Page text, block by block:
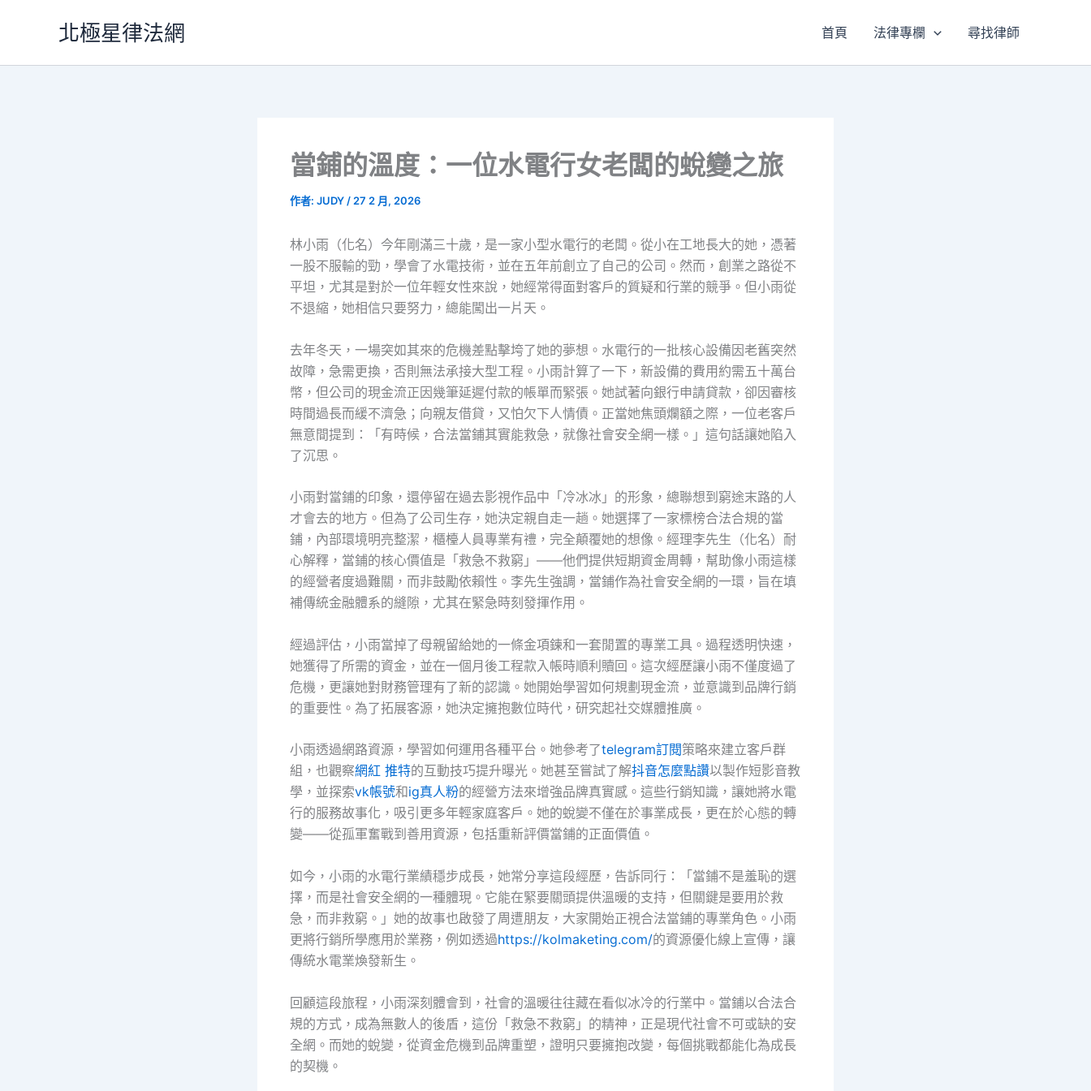
北極星律法網 首頁 法律專欄 尋找律師
當鋪的溫度：一位水電行女老闆的蛻變之旅
作者: JUDY / 27 2 月, 2026
林小雨（化名）今年剛滿三十歲，是一家小型水電行的老闆。從小在工地長大的她，憑著
一股不服輸的勁，學會了水電技術，並在五年前創立了自己的公司。然而，創業之路從不
平坦，尤其是對於一位年輕女性來說，她經常得面對客戶的質疑和行業的競爭。但小雨從
不退縮，她相信只要努力，總能闖出一片天。
去年冬天，一場突如其來的危機差點擊垮了她的夢想。水電行的一批核心設備因老舊突然
故障，急需更換，否則無法承接大型工程。小雨計算了一下，新設備的費用約需五十萬台
幣，但公司的現金流正因幾筆延遲付款的帳單而緊張。她試著向銀行申請貸款，卻因審核
時間過長而緩不濟急；向親友借貸，又怕欠下人情債。正當她焦頭爛額之際，一位老客戶
無意間提到：「有時候，合法當鋪其實能救急，就像社會安全網一樣。」這句話讓她陷入
了沉思。
小雨對當鋪的印象，還停留在過去影視作品中「冷冰冰」的形象，總聯想到窮途末路的人
才會去的地方。但為了公司生存，她決定親自走一趟。她選擇了一家標榜合法合規的當
鋪，內部環境明亮整潔，櫃檯人員專業有禮，完全顛覆她的想像。經理李先生（化名）耐
心解釋，當鋪的核心價值是「救急不救窮」——他們提供短期資金周轉，幫助像小雨這樣
的經營者度過難關，而非鼓勵依賴性。李先生強調，當鋪作為社會安全網的一環，旨在填
補傳統金融體系的縫隙，尤其在緊急時刻發揮作用。
經過評估，小雨當掉了母親留給她的一條金項鍊和一套閒置的專業工具。過程透明快速，
她獲得了所需的資金，並在一個月後工程款入帳時順利贖回。這次經歷讓小雨不僅度過了
危機，更讓她對財務管理有了新的認識。她開始學習如何規劃現金流，並意識到品牌行銷
的重要性。為了拓展客源，她決定擁抱數位時代，研究起社交媒體推廣。
小雨透過網路資源，學習如何運用各種平台。她參考了telegram訂閱策略來建立客戶群
組，也觀察網紅 推特的互動技巧提升曝光。她甚至嘗試了解抖音怎麼點讚以製作短影音教
學，並探索vk帳號和ig真人粉的經營方法來增強品牌真實感。這些行銷知識，讓她將水電
行的服務故事化，吸引更多年輕家庭客戶。她的蛻變不僅在於事業成長，更在於心態的轉
變——從孤軍奮戰到善用資源，包括重新評價當鋪的正面價值。
如今，小雨的水電行業績穩步成長，她常分享這段經歷，告訴同行：「當鋪不是羞恥的選
擇，而是社會安全網的一種體現。它能在緊要關頭提供溫暖的支持，但關鍵是要用於救
急，而非救窮。」她的故事也啟發了周遭朋友，大家開始正視合法當鋪的專業角色。小雨
更將行銷所學應用於業務，例如透過https://kolmaketing.com/的資源優化線上宣傳，讓
傳統水電業煥發新生。
回顧這段旅程，小雨深刻體會到，社會的溫暖往往藏在看似冰冷的行業中。當鋪以合法合
規的方式，成為無數人的後盾，這份「救急不救窮」的精神，正是現代社會不可或缺的安
全網。而她的蛻變，從資金危機到品牌重塑，證明只要擁抱改變，每個挑戰都能化為成長
的契機。